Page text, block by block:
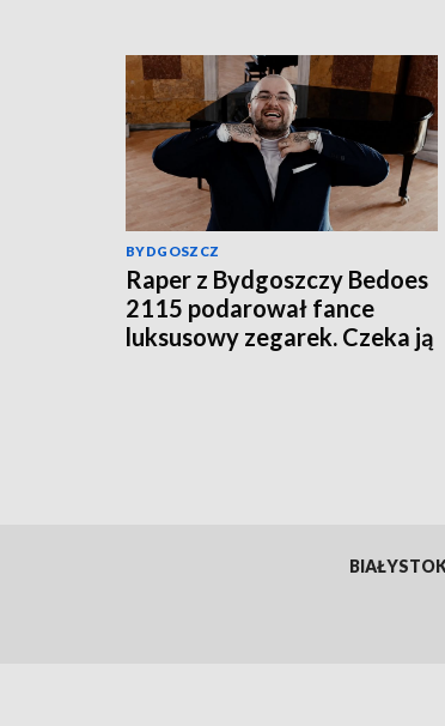
BYDGOSZCZ
Raper z Bydgoszczy Bedoes
2115 podarował fance
luksusowy zegarek. Czeka ją